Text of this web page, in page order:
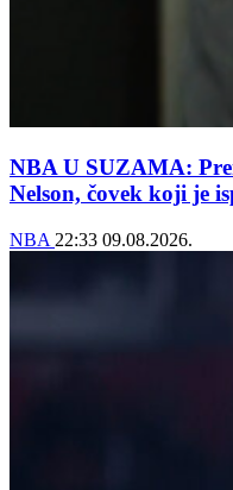
NBA U SUZAMA:
Nelson, čovek koji je
NBA 22:33 09.08.2026.